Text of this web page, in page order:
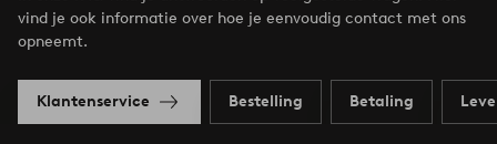
vind je ook informatie over hoe je eenvoudig contact met ons
opneemt.
Klantenservice Bestelling Betaling